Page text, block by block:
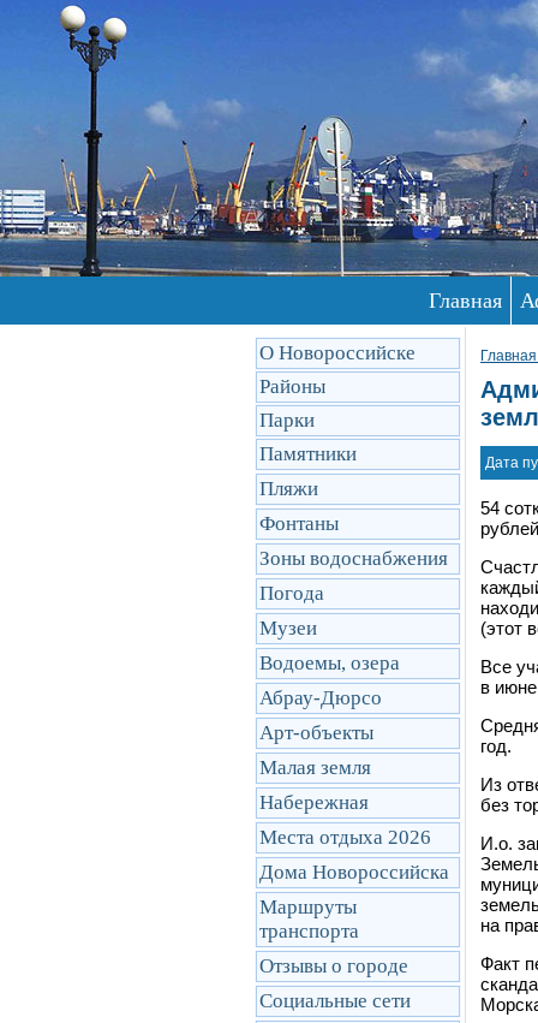
Главная
О Новороссийске
Районы
Парки
Памятники
Пляжи
Фонтаны
Зоны водоснабжения
Погода
Музеи
Водоемы, озера
Абрау-Дюрсо
Арт-объекты
Малая земля
Набережная
Места отдыха 2026
Дома Новороссийска
Маршруты
транcпорта
Отзывы о городе
Социальные сети
Дата
54
(этот
Все
в
год.
Из
без
И.о.
на
Факт